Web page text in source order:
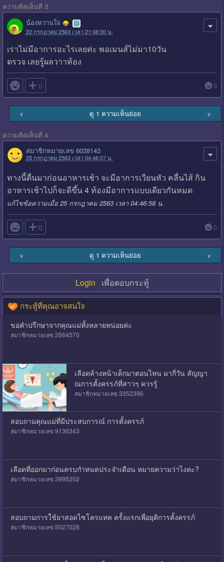
ความคิดเห็นที่ 3
น้องหวานใจ
22 กรกฎาคม 2563 เวลา 21:08:30 น.
เราไม่มีอาการอะไรเลยค่ะ พอเมนส์ไม่มา10วัน
ตรวจ เลยรู้ผลวาาท้อง
 0 0
∨ ดู 1 ความเห็นย่อย ∨
ความคิดเห็นที่ 4
สมาชิกหมายเลข 6038143
25 กรกฎาคม 2563 เวลา 04:46:07 น.
ทางนี้ตื่นมาก่อนอาหารเช้า จะมีอาการเวียนหัว คลื่นไส้ กิน
อาหารเช้าไปก็จะดีขึ้น 4 ท้องมีอาการแบบเดียวกันหมด
แก้ไขข้อความเมื่อ 25 กรกฎาคม 2563 เวลา 04:46:58 น.
 0 0
∨ ดู 1 ความเห็นย่อย ∨
Login เพื่อตอบกระทู้
กระทู้ที่คุณอาจสนใจ
ขอคำปรึกษาจากคุณแม่ทั้งหลายหน่อยค่ะ
สมาชิกหมายเลข 2564570
เลือดล้างหน้าเด็กมาตอนไหน มากี่วัน สัญญา
ณการตั้งครรภ์ที่สาวๆ ควรรู้
สมาชิกหมายเลข 3352396
สอบถามคุณแม่ที่มีประสบการณ์ การตั้งครรภ์
สมาชิกหมายเลข 9136343
เลือดที่ออกมาก่อนครบกำหนดประจำเดือน หมายความว่าไงคะ?
สมาชิกหมายเลข 3995202
สอบถามการใช้ยาสอดไซโครแทค ครั้งแรกเพื่อยุติการตั้งครรภ์
สมาชิกหมายเลข 5027028